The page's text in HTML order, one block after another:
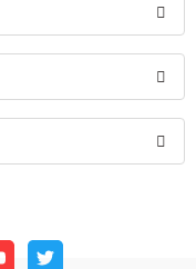
yapın!